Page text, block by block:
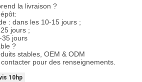
la livraison ?
: dans les 10-15 jours ;
jours ;
35 jours
?
stables, OEM & ODM
pour des renseignements.
10hp